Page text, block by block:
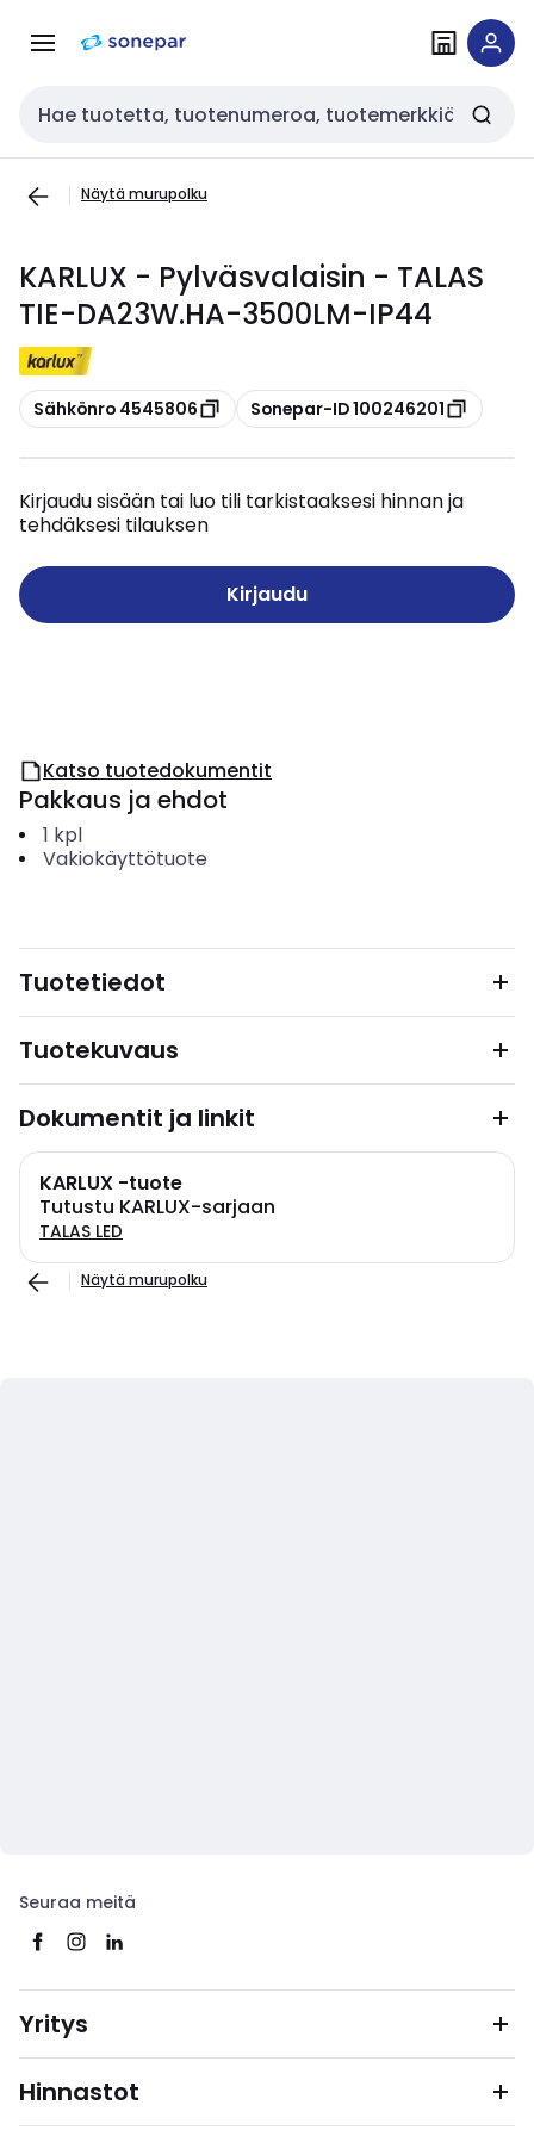
navigointiinsisältöön
Haku
Näytä murupolku
KARLUX - Pylväsvalaisin - TALAS
TIE-DA23W.HA-3500LM-IP44
Kopioi
Sähkönro 4545806 Kopioi
Sonepar-ID 100246201
Kirjaudu sisään tai luo tili tarkistaaksesi hinnan ja
tehdäksesi tilauksen
Kirjaudu
Katso tuotedokumentit
Pakkaus ja ehdot
1 kpl
Vakiokäyttötuote
Tuotetiedot
Tuotekuvaus
Dokumentit ja linkit
KARLUX -tuote
Tutustu KARLUX-sarjaan
TALAS LED
Näytä murupolku
Seuraa meitä
Yritys
Hinnastot